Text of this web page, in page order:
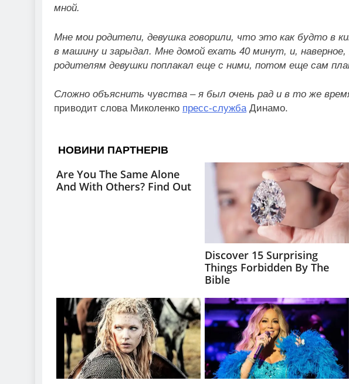
мной.
Мне мои родители, девушка говорили, что это как будто в
в машину и зарыдал. Мне домой ехать 40 минут, и,
родителям девушки поплакал еще с ними, потом еще сам
Сложно объяснить чувства – я был очень рад и в то же
приводит слова Миколенко пресс-службаДинамо.